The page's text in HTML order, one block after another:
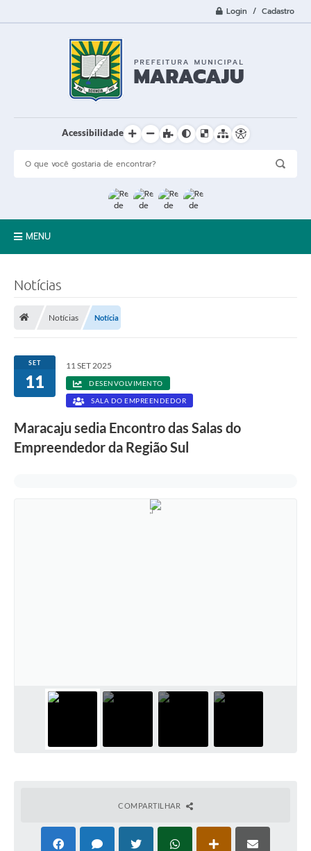
Login / Cadastro
Acessibilidade
MENU
LGPD
Licitações
Transparência
Publicações
Plano Municipal de Enfrentamento da Pandemia em
Notícias
Notícias Notícia
SET
11
11 SET 2025
DESENVOLVIMENTO
SALA DO EMPREENDEDOR
Maracaju sedia Encontro das Salas do
Empreendedor da Região Sul
COMPARTILHAR